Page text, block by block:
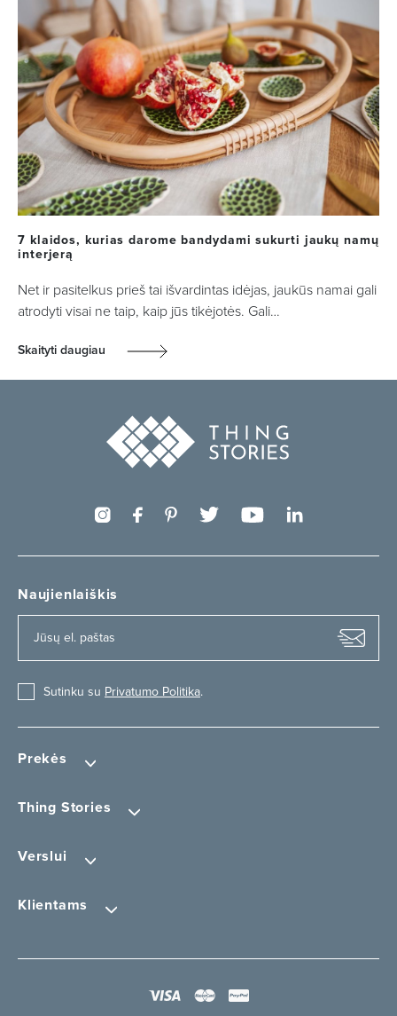
7 klaidos, kurias darome bandydami sukurti jaukų namų
interjerą
Net ir pasitelkus prieš tai išvardintas idėjas, jaukūs namai gali
atrodyti visai ne taip, kaip jūs tikėjotės. Gali…
Skaityti daugiau
Prekės
Thing Stories
Verslui
Klientams
Naujienlaiškis
Sutinku su Privatumo Politika.